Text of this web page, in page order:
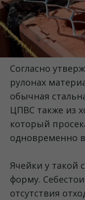
Согласно
рулонах
обычная
ЦПВС также из
который
одновременно
Ячейки у
форму.
отсутствия